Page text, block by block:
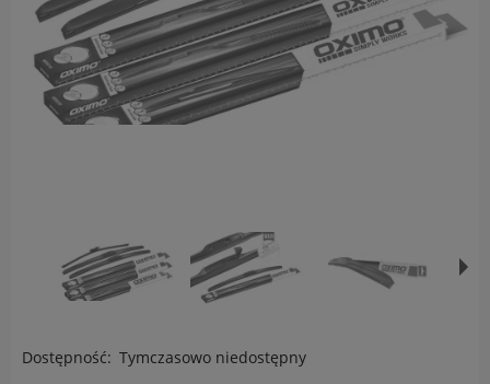
Dostępność: Tymczasowo niedostępny